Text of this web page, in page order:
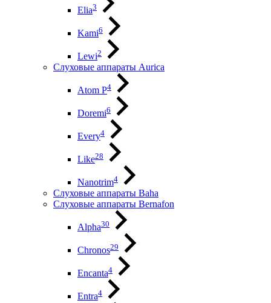
Elia3
Kami6
Lewi2
Слуховые аппараты Aurica
Atom P4
Doremi6
Every4
Like28
Nanotrim4
Слуховые аппараты Baha
Слуховые аппараты Bernafon
Alpha30
Chronos29
Encanta4
Entra4